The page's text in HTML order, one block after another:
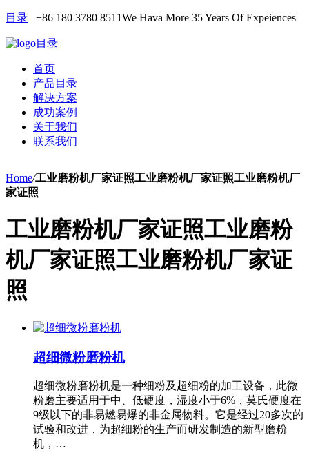
目录 +86 180 3780 8511We Hava More 35 Years Of Expeiences
目录
首页
产品目录
解决方案
成功案例
关于我们
联系我们
Home/工业磨粉机厂家证照工业磨粉机厂家证照工业磨粉机厂
家证照
工业磨粉机厂家证照工业磨粉
机厂家证照工业磨粉机厂家证
照
超细微粉磨粉机
超细微粉磨粉机是一种细粉及超细粉的加工设备，此微
粉磨主要适用于中、低硬度，湿度小于6%，莫氏硬度在
9级以下的非易燃易爆的非金属物料。它是经过20多次的
试验和改进，为超细粉的生产而研发制造的新型磨粉
机，…